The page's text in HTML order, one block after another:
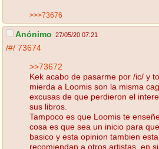
>>>73676
Anónimo 27/05/20 07:21
/#/ 73674
>>73672
Kek acabo de pasarme por /ic/ y
mierda a Loomis son la misma
excusas de que perdieron el
sus libros.
Tampoco es que Loomis te
cosa es que sea un inicio para
basico y esta opinion tambien
recomiendan a otros artistas, en